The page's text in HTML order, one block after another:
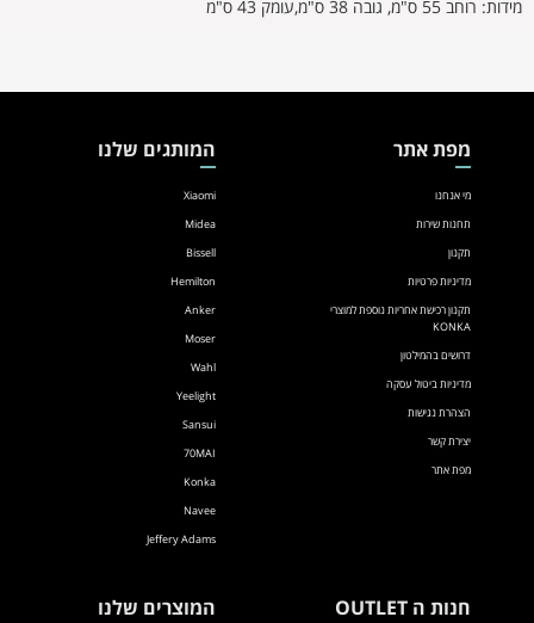
מידות: רוחב 55 ס"מ, גובה 38 ס"מ,עומק 43 ס"מ
מפת אתר
מי אנחנו
תחנות שירות
תקנון
מדיניות פרטיות
תקנון רכישת אחריות נוספת למוצרי
KONKA
דרושים בהמילטון
מדיניות ביטול עסקה
הצהרת נגישות
יצירת קשר
מפת אתר
המותגים שלנו
Xiaomi
Midea
Bissell
Hemilton
Anker
Moser
Wahl
Yeelight
Sansui
70MAI
Konka
Navee
Jeffery Adams
חנות ה OUTLET המוצרים שלנו